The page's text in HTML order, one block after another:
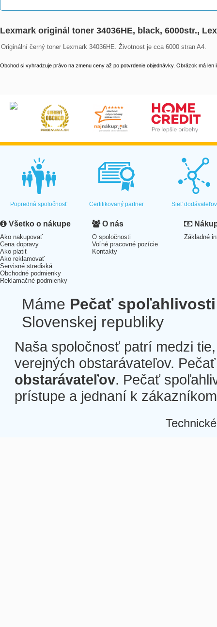
Lexmark originál toner 34036HE, black, 6000str.,
Originální černý toner Lexmark 34036HE. Životnost je cca 6000 stran A4.
Obchod si vyhradzuje právo na zmenu ceny až po potvrdenie objednávky. Obrázok má len
Popredná spoločnosť Certifikovaný partner Sieť dodávateľov
Všetko o nákupe
Ako nakupovať
Cena dopravy
Ako platiť
Ako reklamovať
Servisné strediská
Obchodné podmienky
Reklamačné podmienky
O nás
O spoločnosti
Voľné pracovné pozície
Kontakty
Základné
Máme Pečať spoľahlivosti
Slovenskej republiky
Naša spoločnosť patrí medzi
verejných obstarávateľov.
obstarávateľov. Pečať
prístupe a jednaní k